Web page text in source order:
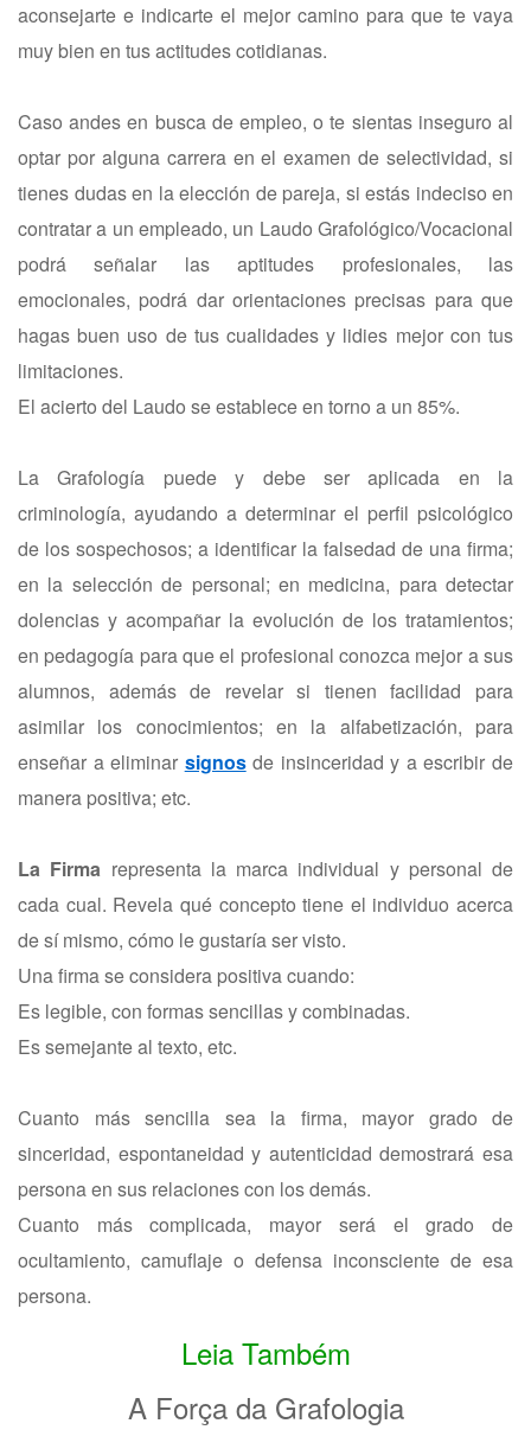
aconsejarte e indicarte el mejor camino para que te vaya
muy bien en tus actitudes cotidianas.
Caso andes en busca de empleo, o te sientas inseguro al
optar por alguna carrera en el examen de selectividad, si
tienes dudas en la elección de pareja, si estás indeciso en
contratar a un empleado, un Laudo Grafológico/Vocacional
podrá señalar las aptitudes profesionales, las
emocionales, podrá dar orientaciones precisas para que
hagas buen uso de tus cualidades y lidies mejor con tus
limitaciones.
El acierto del Laudo se establece en torno a un 85%.
La Grafología puede y debe ser aplicada en la
criminología, ayudando a determinar el perfil psicológico
de los sospechosos; a identificar la falsedad de una firma;
en la selección de personal; en medicina, para detectar
dolencias y acompañar la evolución de los tratamientos;
en pedagogía para que el profesional conozca mejor a sus
alumnos, además de revelar si tienen facilidad para
asimilar los conocimientos; en la alfabetización, para
enseñar a eliminar signosde insinceridad y a escribir de
manera positiva; etc.
La Firma representa la marca individual y personal de
cada cual. Revela qué concepto tiene el individuo acerca
de sí mismo, cómo le gustaría ser visto.
Una firma se considera positiva cuando:
Es legible, con formas sencillas y combinadas.
Es semejante al texto, etc.
Cuanto más sencilla sea la firma, mayor grado de
sinceridad, espontaneidad y autenticidad demostrará esa
persona en sus relaciones con los demás.
Cuanto más complicada, mayor será el grado de
ocultamiento, camuflaje o defensa inconsciente de esa
persona.
Leia Também
A Força da Grafologia